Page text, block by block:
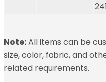
Note:All items can be
size, color, fabric, and
related requirements.